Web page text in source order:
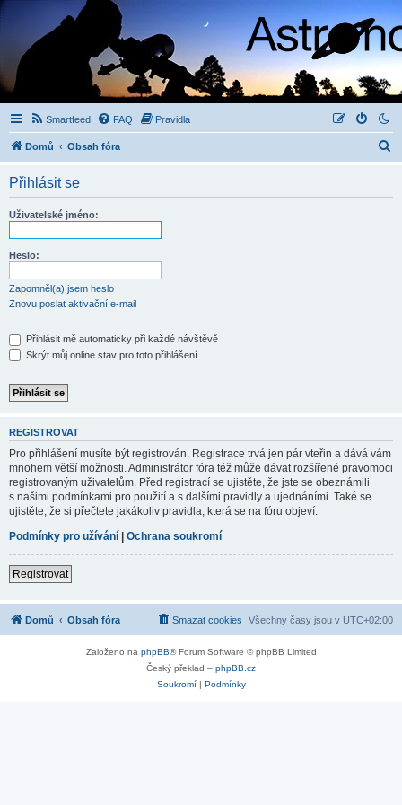
Smartfeed FAQ Pravidla
Domů Obsah fóra
Přihlásit se
Uživatelské jméno:
Heslo:
Zapomněl(a) jsem heslo
Znovu poslat aktivační e-mail
Přihlásit mě automaticky při každé návštěvě
Skrýt můj online stav pro toto přihlášení
REGISTROVAT
Pro přihlášení musíte být registrován. Registrace trvá jen pár vteřin a dává vám
mnohem větší možnosti. Administrátor fóra též může dávat rozšířené pravomoci
registrovaným uživatelům. Před registrací se ujistěte, že jste se obeznámili
s našimi podmínkami pro použití a s dalšími pravidly a ujednáními. Také se
ujistěte, že si přečtete jakákoliv pravidla, která se na fóru objeví.
Podmínky pro užívání | Ochrana soukromí
Registrovat
Domů Obsah fóra Všechny časy jsou v UTC+02:00
Smazat cookies
Založeno na phpBB® Forum Software © phpBB Limited
Český překlad – phpBB.cz
Soukromí| Podmínky